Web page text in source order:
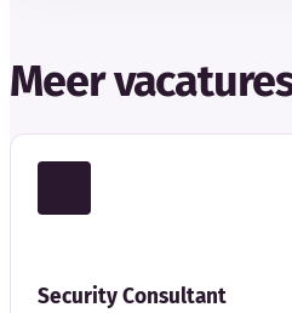
Meer
Security Consultant